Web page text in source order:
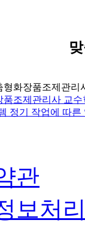
형화장품조제관리
품조제관리사 교
정기 작업에 따
관
보처